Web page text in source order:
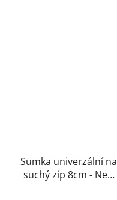
Sumka univerzální na
suchý zip 8cm - New